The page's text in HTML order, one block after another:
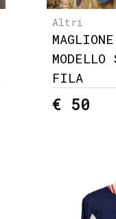
Altri
FILA
€ 50